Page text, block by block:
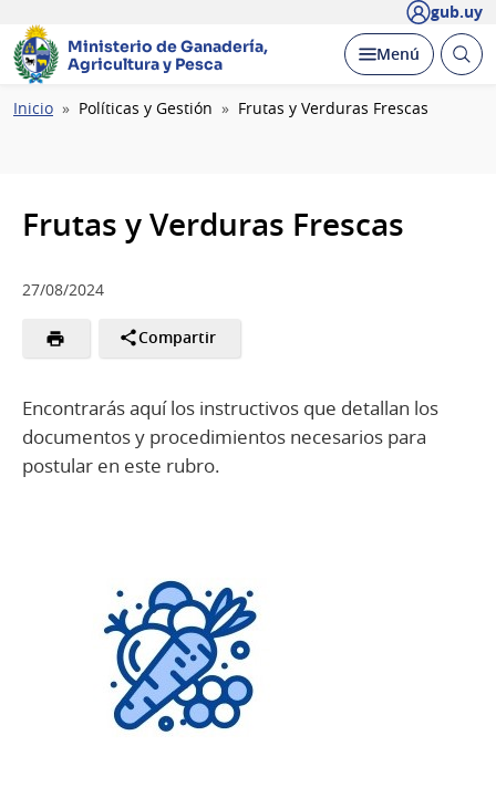
gub.uy
Ministerio de Ganadería,
Agricultura y Pesca
Desplegar
Menú Abrir
Ruta
Inicio Políticas y Gestión Frutas y Verduras Frescas
Frutas y Verduras Frescas
27/08/2024
Compartir
Encontrarás aquí los instructivos que detallan los
documentos y procedimientos necesarios para
postular en este rubro.